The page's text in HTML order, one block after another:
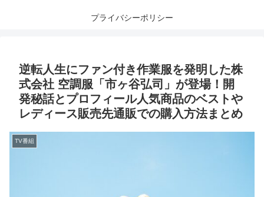
プライバシーポリシー
逆転人生にファン付き作業服を発明した株
式会社 空調服「市ヶ谷弘司」が登場！開
発秘話とプロフィール人気商品のベストや
レディース販売先通販での購入方法まとめ
TV番組